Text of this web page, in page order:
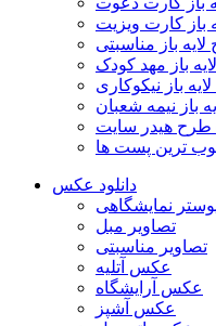
باز کارت ویزیت
باز مناسبتی
باز مهد کودک
باز نیکوکاری
باز نیمه شعبان
ترین پست ها
دانلود عکس
نمایشگاهی
تصاویر مبل
تصاویر مناسبتی
عکس آتلیه
عکس آرایشگاه
عکس آشپز